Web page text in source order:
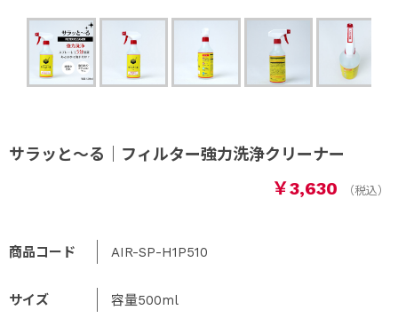
サラッと～る｜フィルター強力洗浄クリーナー
￥3,630
商品コード AIR-SP-H1P510
サイズ 容量500ml